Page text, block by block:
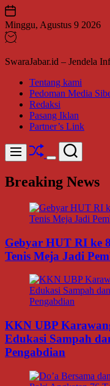
Skip
to
content
Minggu, Agustus 9 2026
SwaraJabar.id – Jendela
Tentang kami
Pedoman Media
Redaksi
Pasang Iklan
Partner’s Link
Menu Shuffle
Switch
mode
Search
Breaking News
Gebyar HUT RI ke
Tenis Meja Jadi
KKN UBP
Edukasi Sampah
Pengabdian